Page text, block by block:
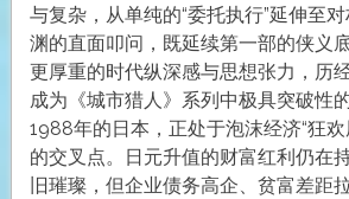
与复杂，从单纯的“委托执行”延伸至
渊的直面叩问，既延续第一部的侠义
更厚重的时代纵深感与思想张力，历
成为《城市猎人》系列中极具突破性
1988年的日本，正处于泡沫经济“狂欢
的交叉点。日元升值的财富红利仍在
旧璀璨，但企业债务高企、贫富差距